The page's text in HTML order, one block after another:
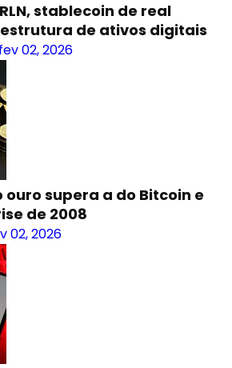
stablecoin de real
de ativos digitais
fev 02, 2026
supera a do Bitcoin e
de 2008
02, 2026